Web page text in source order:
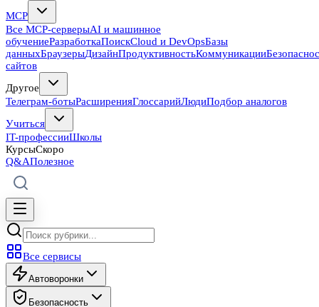
MCP
Все MCP-серверыAI и машинное
обучениеРазработкаПоискCloud и DevOpsБазы
данныхБраузерыДизайнПродуктивностьКоммуникации
сайтов
Другое
Телеграм-ботыРасширенияГлоссарийЛюдиПодбор аналогов
Учиться
IT-профессииШколы
КурсыСкоро
Q&AПолезное
Все сервисы
Автоворонки
Безопасность